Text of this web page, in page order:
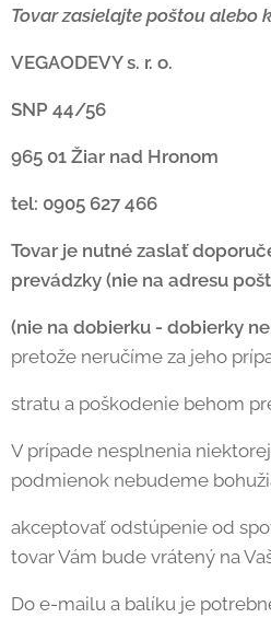
Tovar zasielajte poštou alebo
VEGAODEVY s. r. o.
SNP 44/56
965 01 Žiar nad Hronom
tel: 0905 627 466
Tovar je nutné zaslať
prevádzky (nie na adresu
(nie na dobierku - dobierky
pretože neručíme za jeho
stratu a poškodenie behom
V prípade nesplnenia
podmienok nebudeme
akceptovať odstúpenie od
tovar Vám bude vrátený na
Do e-mailu a balíku je